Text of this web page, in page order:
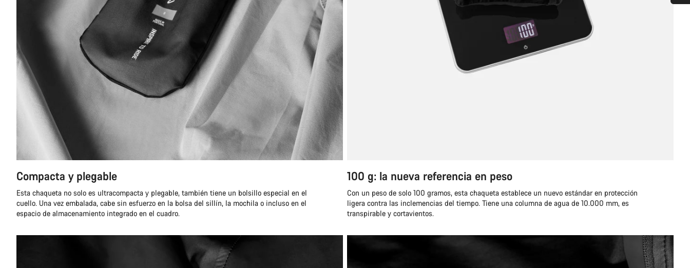
Compacta y plegable
Esta chaqueta no solo es ultracompacta y plegable, también tiene un bolsillo especial en el
cuello. Una vez embalada, cabe sin esfuerzo en la bolsa del sillín, la mochila o incluso en el
espacio de almacenamiento integrado en el cuadro.
100 g: la nueva referencia en peso
Con un peso de solo 100 gramos, esta chaqueta establece un nuevo estándar en protección
ligera contra las inclemencias del tiempo. Tiene una columna de agua de 10.000 mm, es
transpirable y cortavientos.
Nuestros expertos estarán encantados de responder a tus preguntas.